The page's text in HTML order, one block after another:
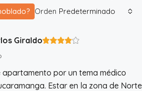
Orden Predeterminado
Giraldo
apartamento por un tema médico
Estar en la zona de Norte